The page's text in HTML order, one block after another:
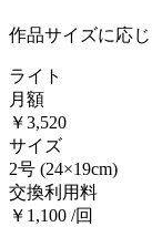
作品サイズに応
ライト
月額
￥3,520
サイズ
2号 (24×19cm)
交換利用料
￥1,100 /回